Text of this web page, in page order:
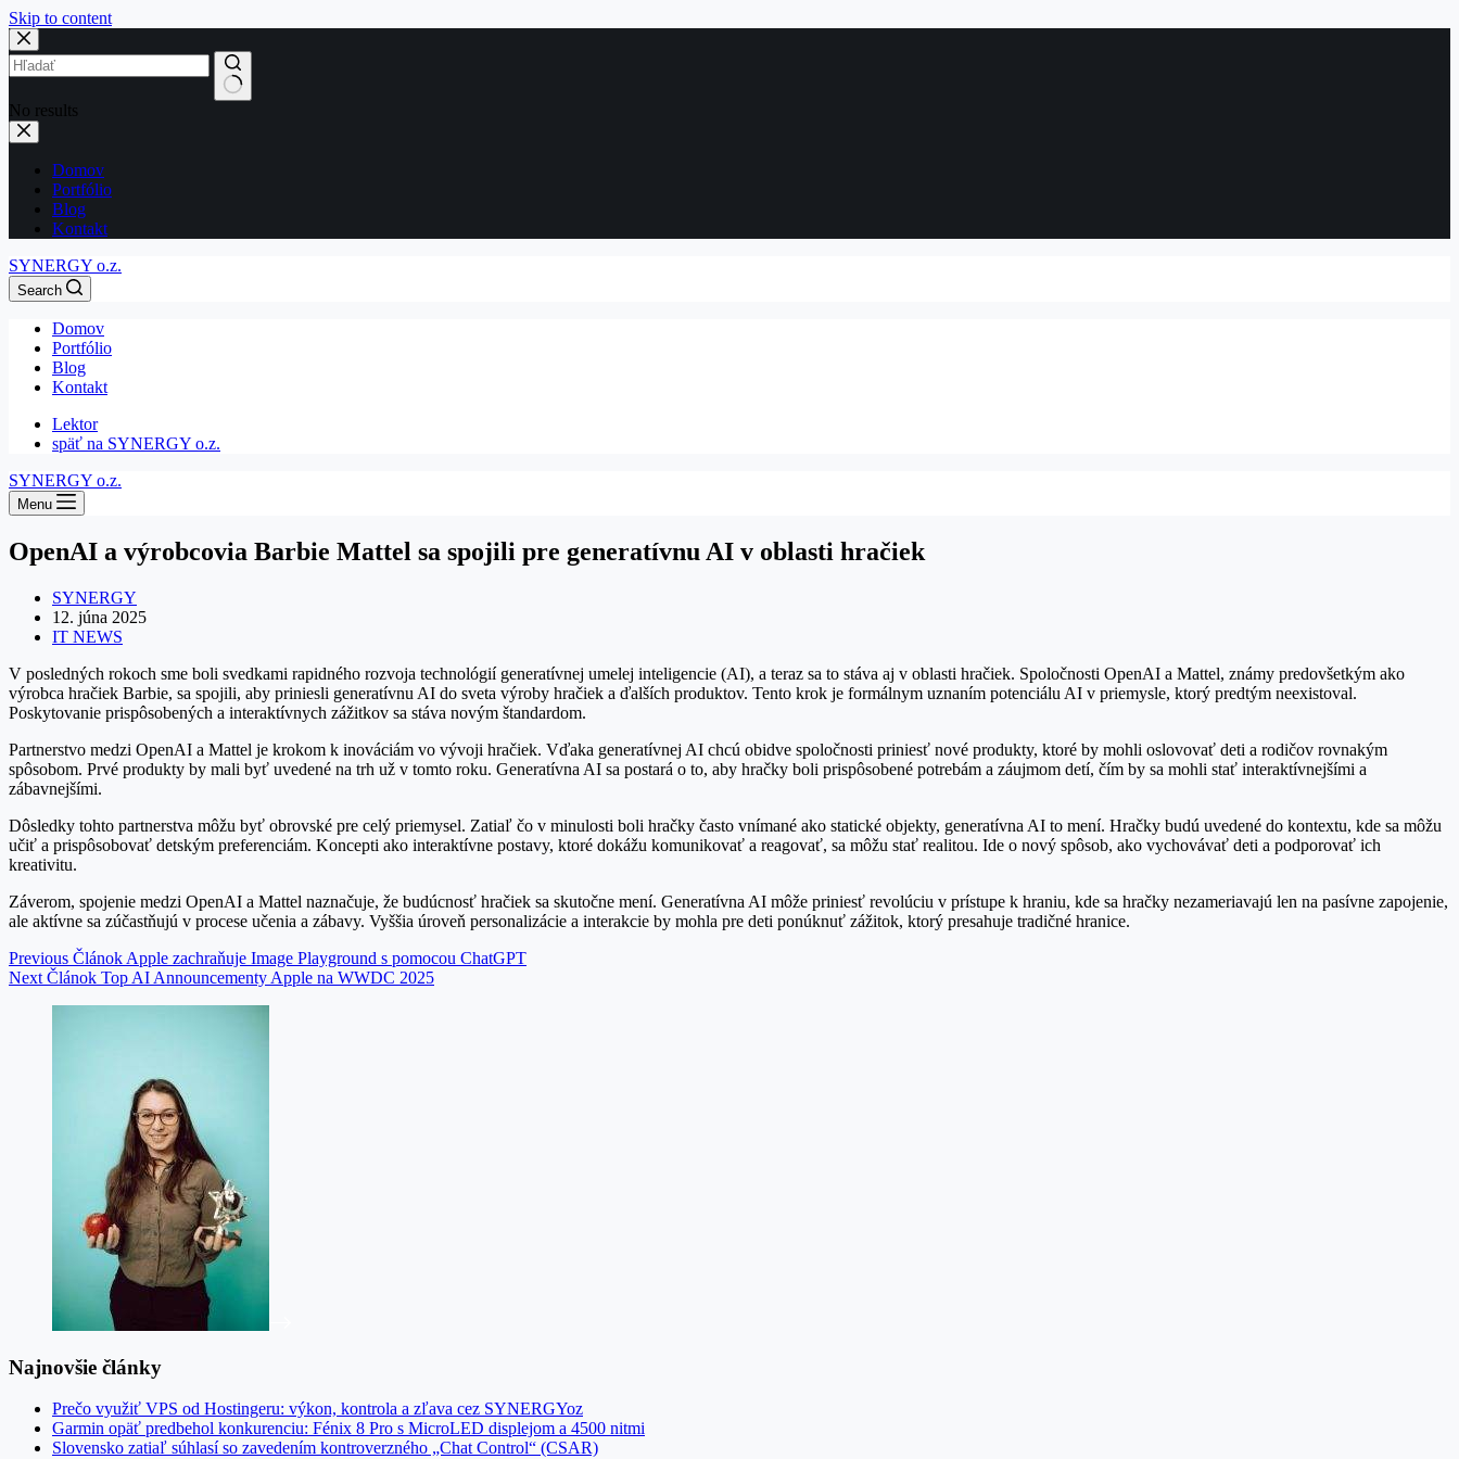
Skip to content
No results
Domov
Portfólio
Blog
Kontakt
SYNERGY o.z.
Search
Domov
Portfólio
Blog
Kontakt
Lektor
späť na SYNERGY o.z.
SYNERGY o.z.
Menu
OpenAI a výrobcovia Barbie Mattel sa spojili pre generatívnu AI v oblasti hračiek
SYNERGY
12. júna 2025
IT NEWS
V posledných rokoch sme boli svedkami rapidného rozvoja technológií generatívnej umelej inteligencie (AI), a teraz sa to stáva aj v oblasti hračiek. Spoločnosti OpenAI a Mattel, známy predovšetkým ako
výrobca hračiek Barbie, sa spojili, aby priniesli generatívnu AI do sveta výroby hračiek a ďalších produktov. Tento krok je formálnym uznaním potenciálu AI v priemysle, ktorý predtým neexistoval.
Poskytovanie prispôsobených a interaktívnych zážitkov sa stáva novým štandardom.
Partnerstvo medzi OpenAI a Mattel je krokom k inováciám vo vývoji hračiek. Vďaka generatívnej AI chcú obidve spoločnosti priniesť nové produkty, ktoré by mohli oslovovať deti a rodičov rovnakým
spôsobom. Prvé produkty by mali byť uvedené na trh už v tomto roku. Generatívna AI sa postará o to, aby hračky boli prispôsobené potrebám a záujmom detí, čím by sa mohli stať interaktívnejšími a
zábavnejšími.
Dôsledky tohto partnerstva môžu byť obrovské pre celý priemysel. Zatiaľ čo v minulosti boli hračky často vnímané ako statické objekty, generatívna AI to mení. Hračky budú uvedené do kontextu, kde sa môžu
učiť a prispôsobovať detským preferenciám. Koncepti ako interaktívne postavy, ktoré dokážu komunikovať a reagovať, sa môžu stať realitou. Ide o nový spôsob, ako vychovávať deti a podporovať ich
kreativitu.
Záverom, spojenie medzi OpenAI a Mattel naznačuje, že budúcnosť hračiek sa skutočne mení. Generatívna AI môže priniesť revolúciu v prístupe k hraniu, kde sa hračky nezameriavajú len na pasívne zapojenie,
ale aktívne sa zúčastňujú v procese učenia a zábavy. Vyššia úroveň personalizácie a interakcie by mohla pre deti ponúknuť zážitok, ktorý presahuje tradičné hranice.
Previous Článok Apple zachraňuje Image Playground s pomocou ChatGPT
Next Článok Top AI Announcementy Apple na WWDC 2025
Najnovšie články
Prečo využiť VPS od Hostingeru: výkon, kontrola a zľava cez SYNERGYoz
Garmin opäť predbehol konkurenciu: Fénix 8 Pro s MicroLED displejom a 4500 nitmi
Slovensko zatiaľ súhlasí so zavedením kontroverzného „Chat Control“ (CSAR)